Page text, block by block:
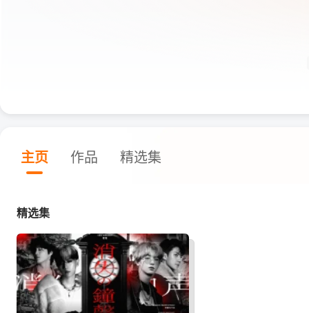
主页 作品 精选集
精选集